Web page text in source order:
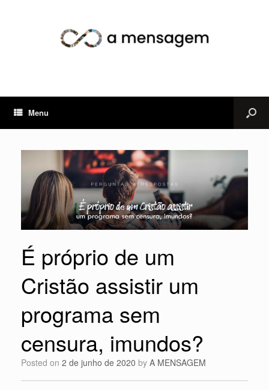
Menu
É próprio de um
Cristão assistir um
programa sem
censura, imundos?
Posted on 2 de junho de 2020 by A MENSAGEM